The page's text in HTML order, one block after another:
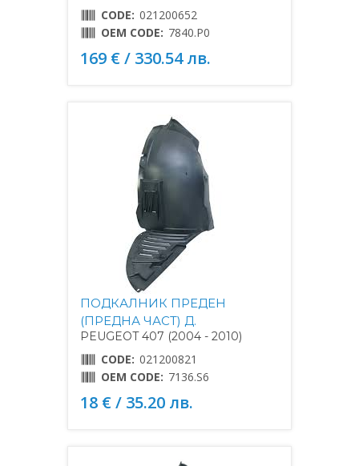
CODE: 021200652
OEM CODE: 7840.P0
169 € / 330.54 лв.
ПОДКАЛНИК ПРЕДЕН
(ПРЕДНА ЧАСТ) Д.
PEUGEOT 407 (2004 - 2010)
CODE: 021200821
OEM CODE: 7136.S6
18 € / 35.20 лв.